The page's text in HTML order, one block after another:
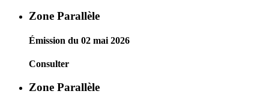
Zone Parallèle
Émission du 02 mai 2026
Consulter
Zone Parallèle